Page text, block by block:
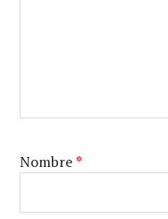
Nombre*